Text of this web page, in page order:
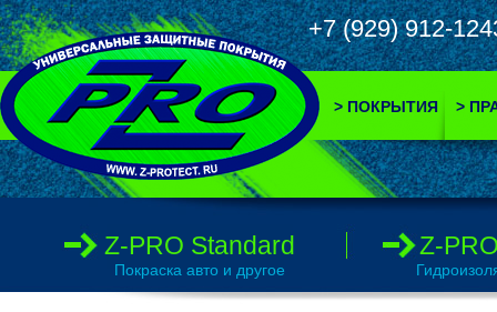
+7 (929) 912-
> ПОКРЫТИЯ >
Z-PRO Standard
Покраска авто и другое
Z-